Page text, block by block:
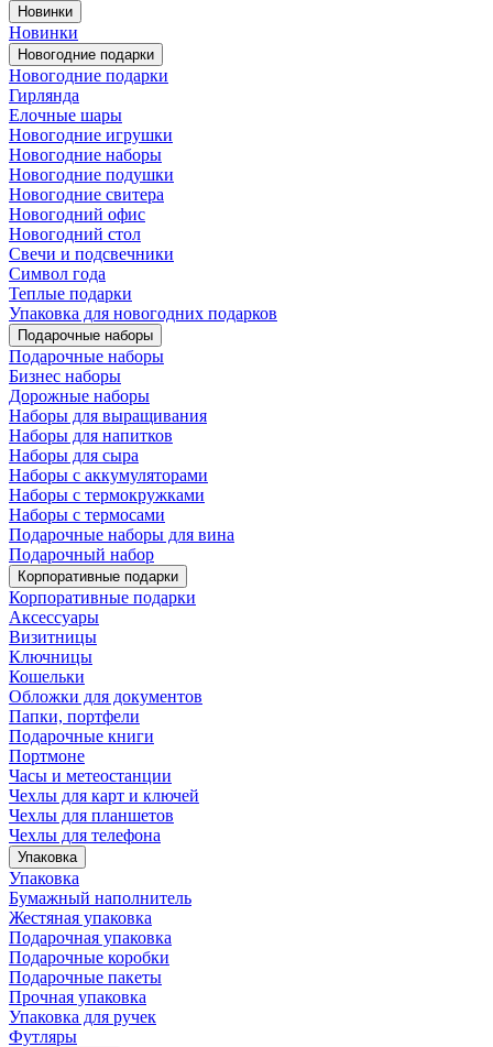
Новинки
Новинки
Новогодние подарки
Новогодние подарки
Гирлянда
Елочные шары
Новогодние игрушки
Новогодние наборы
Новогодние подушки
Новогодние свитера
Новогодний офис
Новогодний стол
Свечи и подсвечники
Символ года
Теплые подарки
Упаковка для новогодних подарков
Подарочные наборы
Подарочные наборы
Бизнес наборы
Дорожные наборы
Наборы для выращивания
Наборы для напитков
Наборы для сыра
Наборы с аккумуляторами
Наборы с термокружками
Наборы с термосами
Подарочные наборы для вина
Подарочный набор
Корпоративные подарки
Корпоративные подарки
Аксессуары
Визитницы
Ключницы
Кошельки
Обложки для документов
Папки, портфели
Подарочные книги
Портмоне
Часы и метеостанции
Чехлы для карт и ключей
Чехлы для планшетов
Чехлы для телефона
Упаковка
Упаковка
Бумажный наполнитель
Жестяная упаковка
Подарочная упаковка
Подарочные коробки
Подарочные пакеты
Прочная упаковка
Упаковка для ручек
Футляры